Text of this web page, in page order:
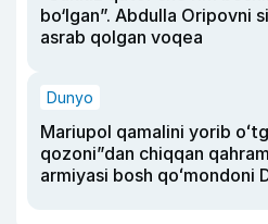
bo‘lgan”. Abdulla Oripovni
asrab qolgan voqea
Dunyo
Mariupol qamalini yorib
qozoni”dan chiqqan
armiyasi bosh qoʻmondoni